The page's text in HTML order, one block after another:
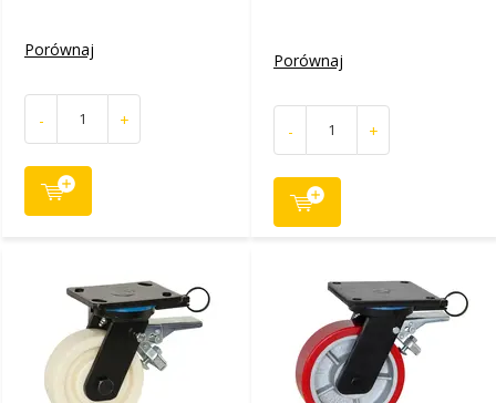
Porównaj
- +
Porównaj
- +